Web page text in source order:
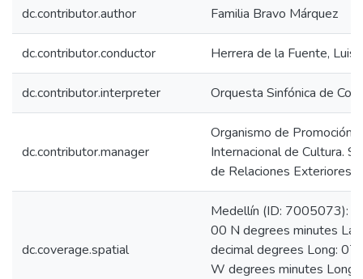
dc.contributor.author Familia Bravo Márquez
dc.contributor.conductor Herrera de la Fuente, Luis
dc.contributor.interpreter Orquesta Sinfónica de
dc.contributor.manager
Organismo de Promoción
Internacional de Cultura.
de Relaciones Exteriores
dc.coverage.spatial
Medellín (ID: 7005073):
00 N degrees minutes
decimal degrees Long:
W degrees minutes Long: